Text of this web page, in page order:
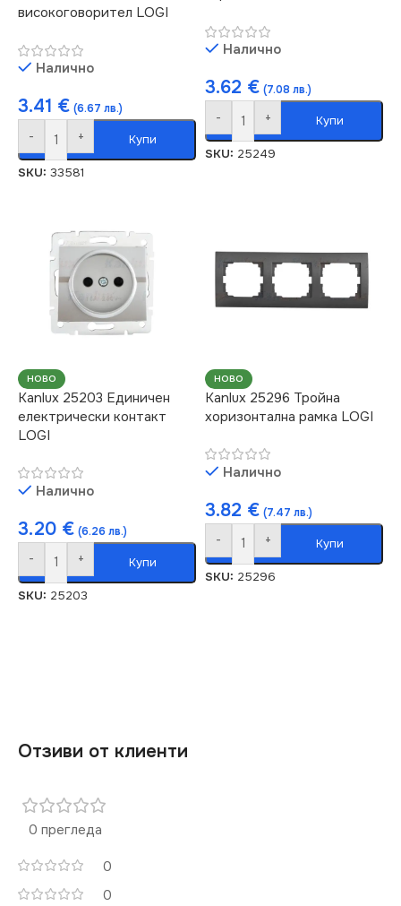
високоговорител LOGI
Налично
3.41 € (6.67 лв.)
- + Купи
SKU: 33581
Налично
3.62 € (7.08 лв.)
- + Купи
SKU: 25249
НОВО
Kanlux 25203 Единичен
електрически контакт
LOGI
Налично
3.20 € (6.26 лв.)
- + Купи
SKU: 25203
НОВО
Kanlux 25296 Тройна
хоризонтална рамка LOGI
Налично
3.82 € (7.47 лв.)
- + Купи
SKU: 25296
Отзиви от клиенти
0 прегледа
0
0